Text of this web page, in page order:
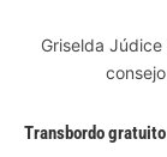
Griselda
Transbordo gratuito